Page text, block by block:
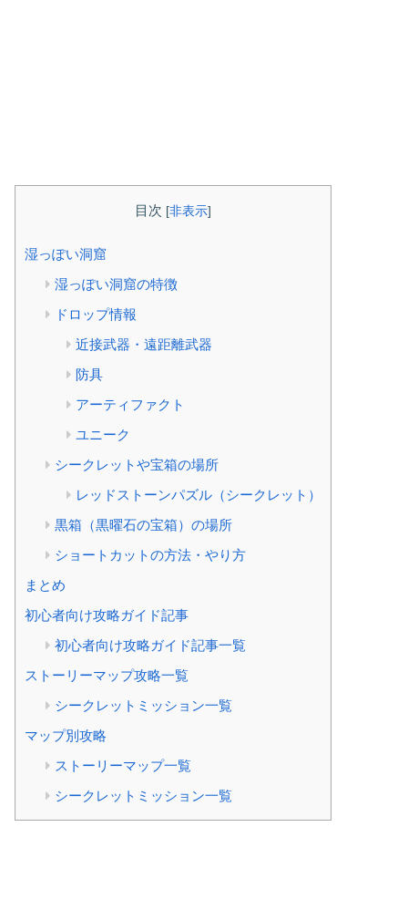
目次 [非表示]
湿っぽい洞窟
湿っぽい洞窟の特徴
ドロップ情報
近接武器・遠距離武器
防具
アーティファクト
ユニーク
シークレットや宝箱の場所
レッドストーンパズル（シークレット）
黒箱（黒曜石の宝箱）の場所
ショートカットの方法・やり方
まとめ
初心者向け攻略ガイド記事
初心者向け攻略ガイド記事一覧
ストーリーマップ攻略一覧
シークレットミッション一覧
マップ別攻略
ストーリーマップ一覧
シークレットミッション一覧